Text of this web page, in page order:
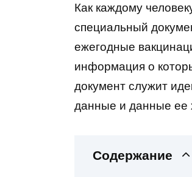
Как каждому
специальный
ежегодные
информация о
документ служит
данные и данные ее
Содержание